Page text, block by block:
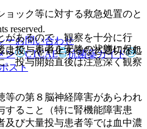
ック等に対する救急処置のと
で、患者を安静の状態に保た
、投与開始直後は注意深く観察
の第８脳神経障害があらわれ
すること（特に腎機能障害患
及び大量投与患者等では血中濃
があるので、観察を十分に行
は投与を中止するなど適切な処
reserved.
ーお問い合わせ
ン CTCAE
抗菌薬ガイド
ポスト